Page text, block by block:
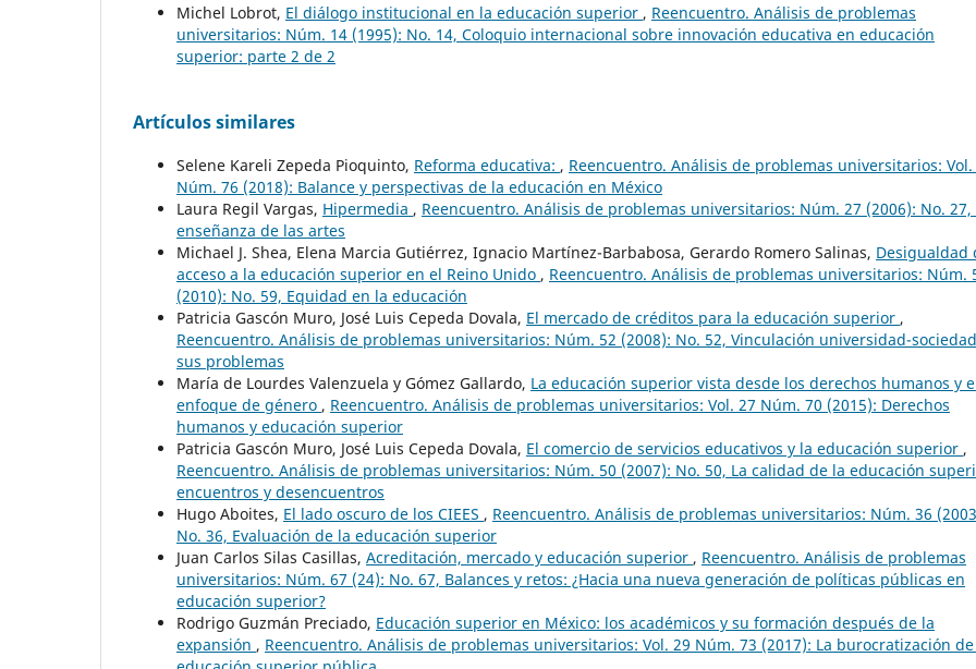
Michel Lobrot, El diálogo institucional en la educación superior , Reencuentro. Análisis de problemas
universitarios: Núm. 14 (1995): No. 14, Coloquio internacional sobre innovación educativa en educación
superior: parte 2 de 2
Artículos similares
Selene Kareli Zepeda Pioquinto, Reforma educativa: , Reencuentro. Análisis de problemas universitarios: Vol.
Núm. 76 (2018): Balance y perspectivas de la educación en México
Laura Regil Vargas, Hipermedia , Reencuentro. Análisis de problemas universitarios: Núm. 27 (2006): No. 27,
enseñanza de las artes
Michael J. Shea, Elena Marcia Gutiérrez, Ignacio Martínez-Barbabosa, Gerardo Romero Salinas, Desigualdad
acceso a la educación superior en el Reino Unido , Reencuentro. Análisis de problemas universitarios: Núm.
(2010): No. 59, Equidad en la educación
Patricia Gascón Muro, José Luis Cepeda Dovala, El mercado de créditos para la educación superior ,
Reencuentro. Análisis de problemas universitarios: Núm. 52 (2008): No. 52, Vinculación universidad-
sus problemas
María de Lourdes Valenzuela y Gómez Gallardo, La educación superior vista desde los derechos humanos y
enfoque de género , Reencuentro. Análisis de problemas universitarios: Vol. 27 Núm. 70 (2015): Derechos
humanos y educación superior
Patricia Gascón Muro, José Luis Cepeda Dovala, El comercio de servicios educativos y la educación superior ,
Reencuentro. Análisis de problemas universitarios: Núm. 50 (2007): No. 50, La calidad de la educación
encuentros y desencuentros
Hugo Aboites, El lado oscuro de los CIEES , Reencuentro. Análisis de problemas universitarios: Núm. 36
No. 36, Evaluación de la educación superior
Juan Carlos Silas Casillas, Acreditación, mercado y educación superior , Reencuentro. Análisis de problemas
universitarios: Núm. 67 (24): No. 67, Balances y retos: ¿Hacia una nueva generación de políticas públicas en
educación superior?
Rodrigo Guzmán Preciado, Educación superior en México: los académicos y su formación después de la
expansión , Reencuentro. Análisis de problemas universitarios: Vol. 29 Núm. 73 (2017): La burocratización